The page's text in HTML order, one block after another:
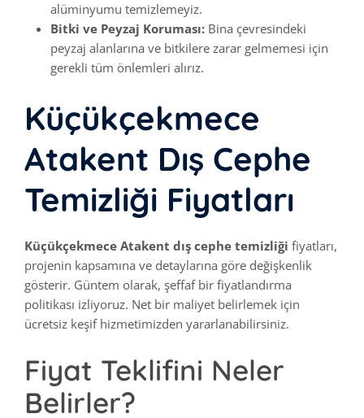
alüminyumu temizlemeyiz.
Bitki ve Peyzaj Koruması: Bina çevresindeki
peyzaj alanlarına ve bitkilere zarar gelmemesi için
gerekli tüm önlemleri alırız.
Küçükçekmece
Atakent Dış Cephe
Temizliği Fiyatları
Küçükçekmece Atakent dış cephe temizliği fiyatları,
projenin kapsamına ve detaylarına göre değişkenlik
gösterir. Güntem olarak, şeffaf bir fiyatlandırma
politikası izliyoruz. Net bir maliyet belirlemek için
ücretsiz keşif hizmetimizden yararlanabilirsiniz.
Fiyat Teklifini Neler
Belirler?